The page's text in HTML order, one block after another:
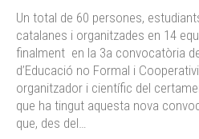
Un total de 60 persones,
catalanes i organitzades en 14
finalment en la 3a convocatòria
d’Educació no Formal i
organitzador i científic del
que ha tingut aquesta nova
que, des del…